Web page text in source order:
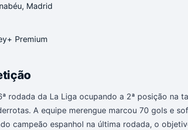
Madrid
Premium
rodada da La Liga ocupando a 2ª posição na
A equipe merengue marcou 70 gols e
campeão espanhol na última rodada, o